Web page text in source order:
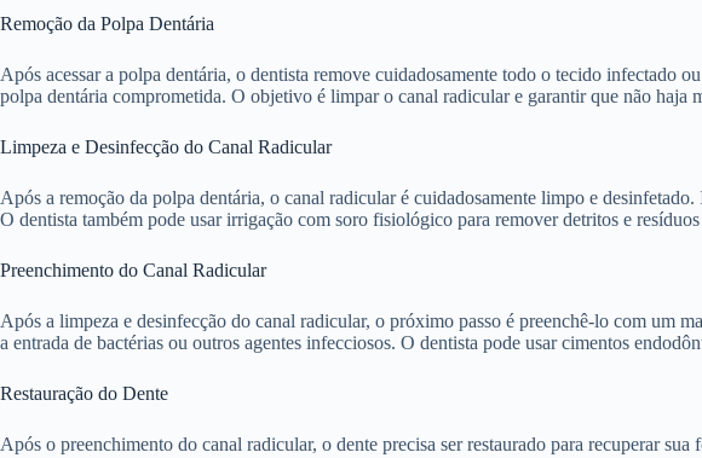
Remoção da Polpa Dentária
Após acessar a polpa dentária, o dentista remove cuidadosamente todo o tecido infectado
polpa dentária comprometida. O objetivo é limpar o canal radicular e garantir que não haja
Limpeza e Desinfecção do Canal Radicular
Após a remoção da polpa dentária, o canal radicular é cuidadosamente limpo e
O dentista também pode usar irrigação com soro fisiológico para remover detritos e
Preenchimento do Canal Radicular
Após a limpeza e desinfecção do canal radicular, o próximo passo é preenchê-lo com um
a entrada de bactérias ou outros agentes infecciosos. O dentista pode usar cimentos
Restauração do Dente
Após o preenchimento do canal radicular, o dente precisa ser restaurado para recuperar